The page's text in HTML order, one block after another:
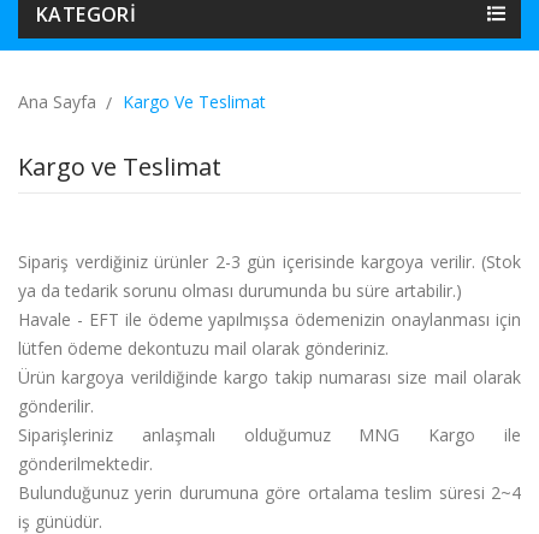
KATEGORI
Ana Sayfa Kargo Ve Teslimat
Kargo ve Teslimat
Sipariş verdiğiniz ürünler 2-3 gün içerisinde kargoya verilir. (Stok
ya da tedarik sorunu olması durumunda bu süre artabilir.)
Havale - EFT ile ödeme yapılmışsa ödemenizin onaylanması için
lütfen ödeme dekontuzu mail olarak gönderiniz.
Ürün kargoya verildiğinde kargo takip numarası size mail olarak
gönderilir.
Siparişleriniz anlaşmalı olduğumuz MNG Kargo ile
gönderilmektedir.
Bulunduğunuz yerin durumuna göre ortalama teslim süresi 2~4
iş günüdür.